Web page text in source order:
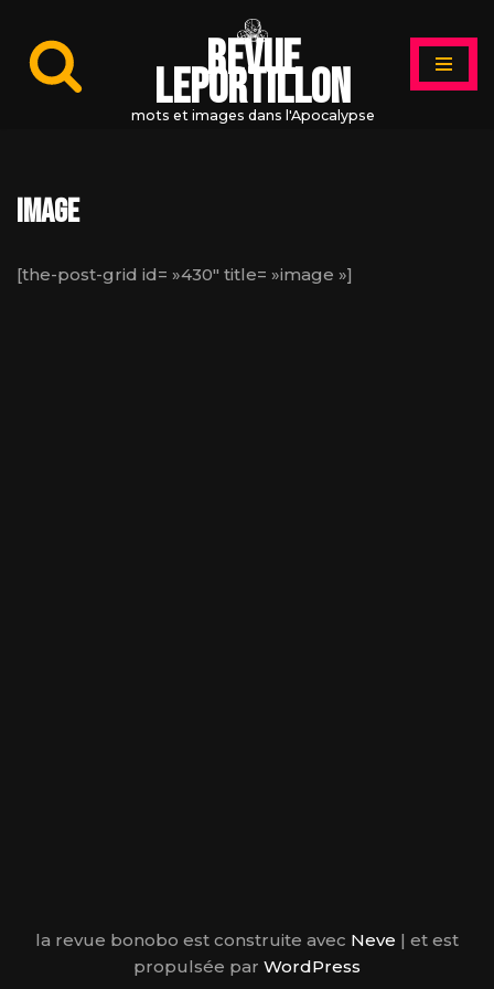
Aller
au
Revue
Leportillon
mots et images dans l'Apocalypse
image
[the-post-grid id= »430″ title= »image »]
la revue bonobo est construite avec Neve | et est
propulsée par WordPress